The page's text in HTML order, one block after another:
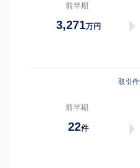
前半期
3,271万円
取引
前半期
22件